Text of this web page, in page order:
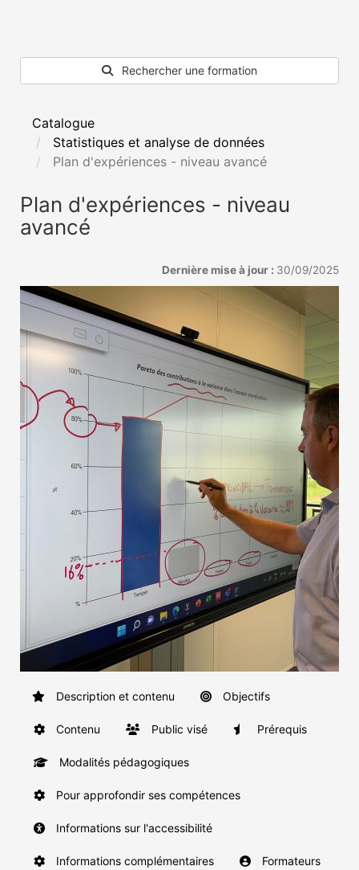
Rechercher une formation
Catalogue
Statistiques et analyse de données
Plan d'expériences - niveau avancé
Plan d'expériences - niveau
avancé
Dernière mise à jour : 30/09/2025
Description et contenu Objectifs
Contenu Public visé Prérequis
Modalités pédagogiques
Pour approfondir ses compétences
Informations sur l'accessibilité
Informations complémentaires Formateurs